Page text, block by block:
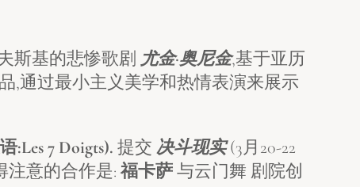
斯基的悲惨歌剧 尤金·奥尼金,基于亚历
,通过最小主义美学和热情表演来展示
:Les 7 Doigts). 提交 决斗现实(3月20-22
注意的合作是:福卡萨与云门舞 剧院创